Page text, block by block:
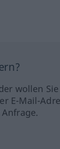
wollen
E-Mail-